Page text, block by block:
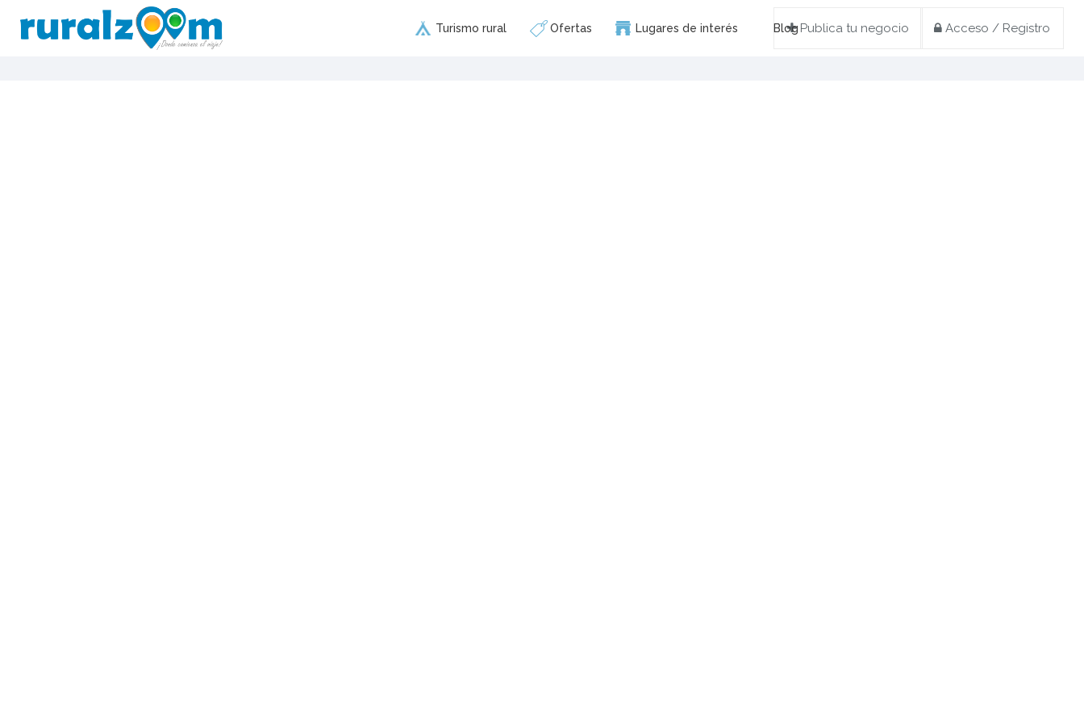
Publica tu negocio Acceso / Registro
Turismo rural Ofertas Lugares de interés Blog